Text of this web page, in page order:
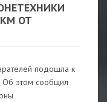
ОТ
подошла к
Об этом сообщил